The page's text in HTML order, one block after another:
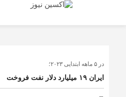
در ۵ ماهه ابتدایی ۲۰۲۳؛
ایران ۱۹ میلیارد دلار نفت فروخت